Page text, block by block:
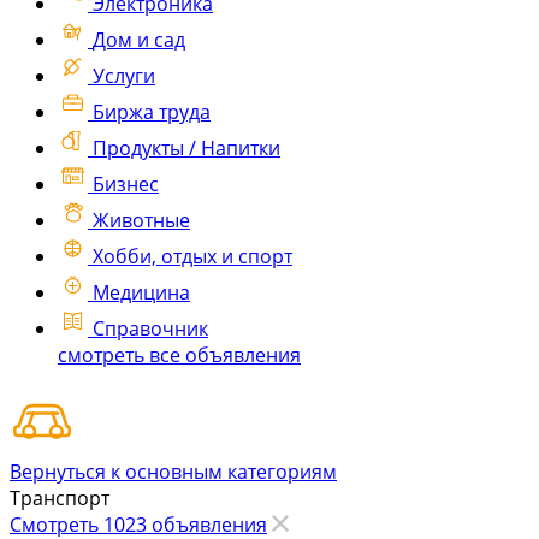
Дом и сад
Услуги
Биржа труда
Продукты / Напитки
Бизнес
Животные
Хобби, отдых и спорт
Медицина
Справочник
смотреть все объявления
Вернуться к основным категориям
Транспорт
Смотреть 1023 объявления